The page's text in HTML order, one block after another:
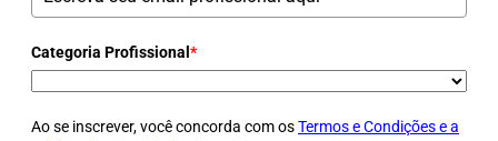
Categoria Profissional *
Ao se inscrever, você concorda com osTermos e Condições e a